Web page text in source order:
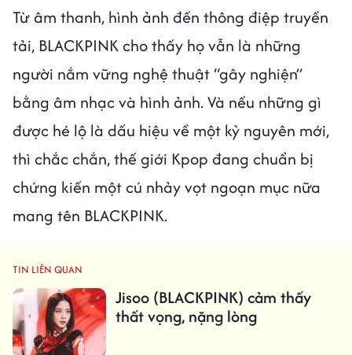
Từ âm thanh, hình ảnh đến thông điệp truyền
tải, BLACKPINK cho thấy họ vẫn là những
người nắm vững nghệ thuật “gây nghiện”
bằng âm nhạc và hình ảnh. Và nếu những gì
được hé lộ là dấu hiệu về một kỷ nguyên mới,
thì chắc chắn, thế giới Kpop đang chuẩn bị
chứng kiến một cú nhảy vọt ngoạn mục nữa
mang tên BLACKPINK.
TIN LIÊN QUAN
Jisoo (BLACKPINK) cảm thấy
thất vọng, nặng lòng